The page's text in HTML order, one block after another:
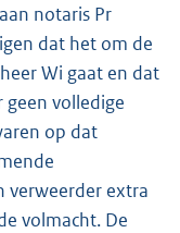
notaris Pr
dat het om de
Wi gaat en dat
geen volledige
op dat
verweerder extra
volmacht. De